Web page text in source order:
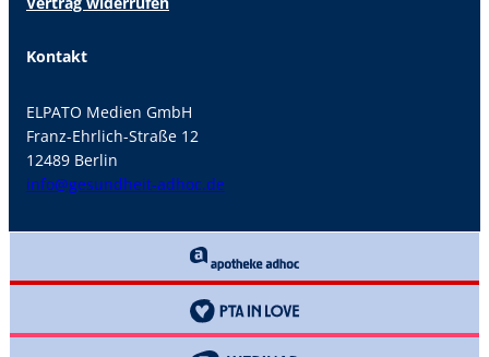
Kontakt
ELPATO Medien GmbH
Franz-Ehrlich-Straße 12
12489 Berlin
info@gesundheit-adhoc.de